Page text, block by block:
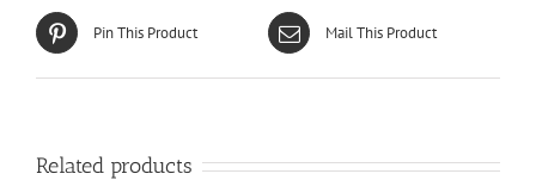
Pin This Product Mail This Product
Related products